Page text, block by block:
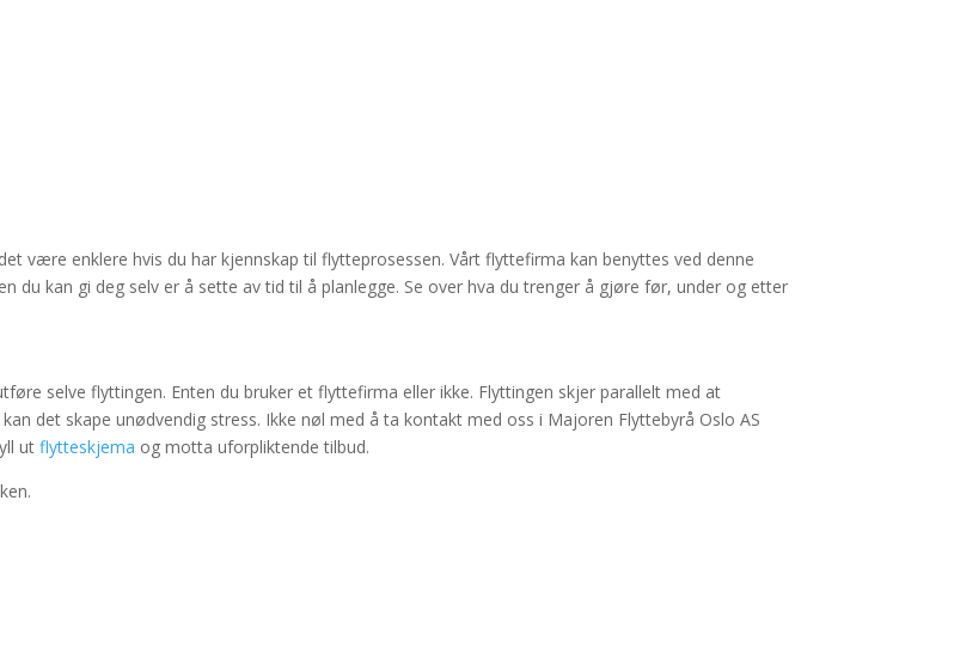
være enklere hvis du har kjennskap til flytteprosessen. Vårt flyttefirma kan benyttes ved denne
du kan gi deg selv er å sette av tid til å planlegge. Se over hva du trenger å gjøre før, under og etter
selve flyttingen. Enten du bruker et flyttefirma eller ikke. Flyttingen skjer parallelt med at
det skape unødvendig stress. Ikke nøl med å ta kontakt med oss i Majoren Flyttebyrå Oslo AS
utflytteskjema og motta uforpliktende tilbud.